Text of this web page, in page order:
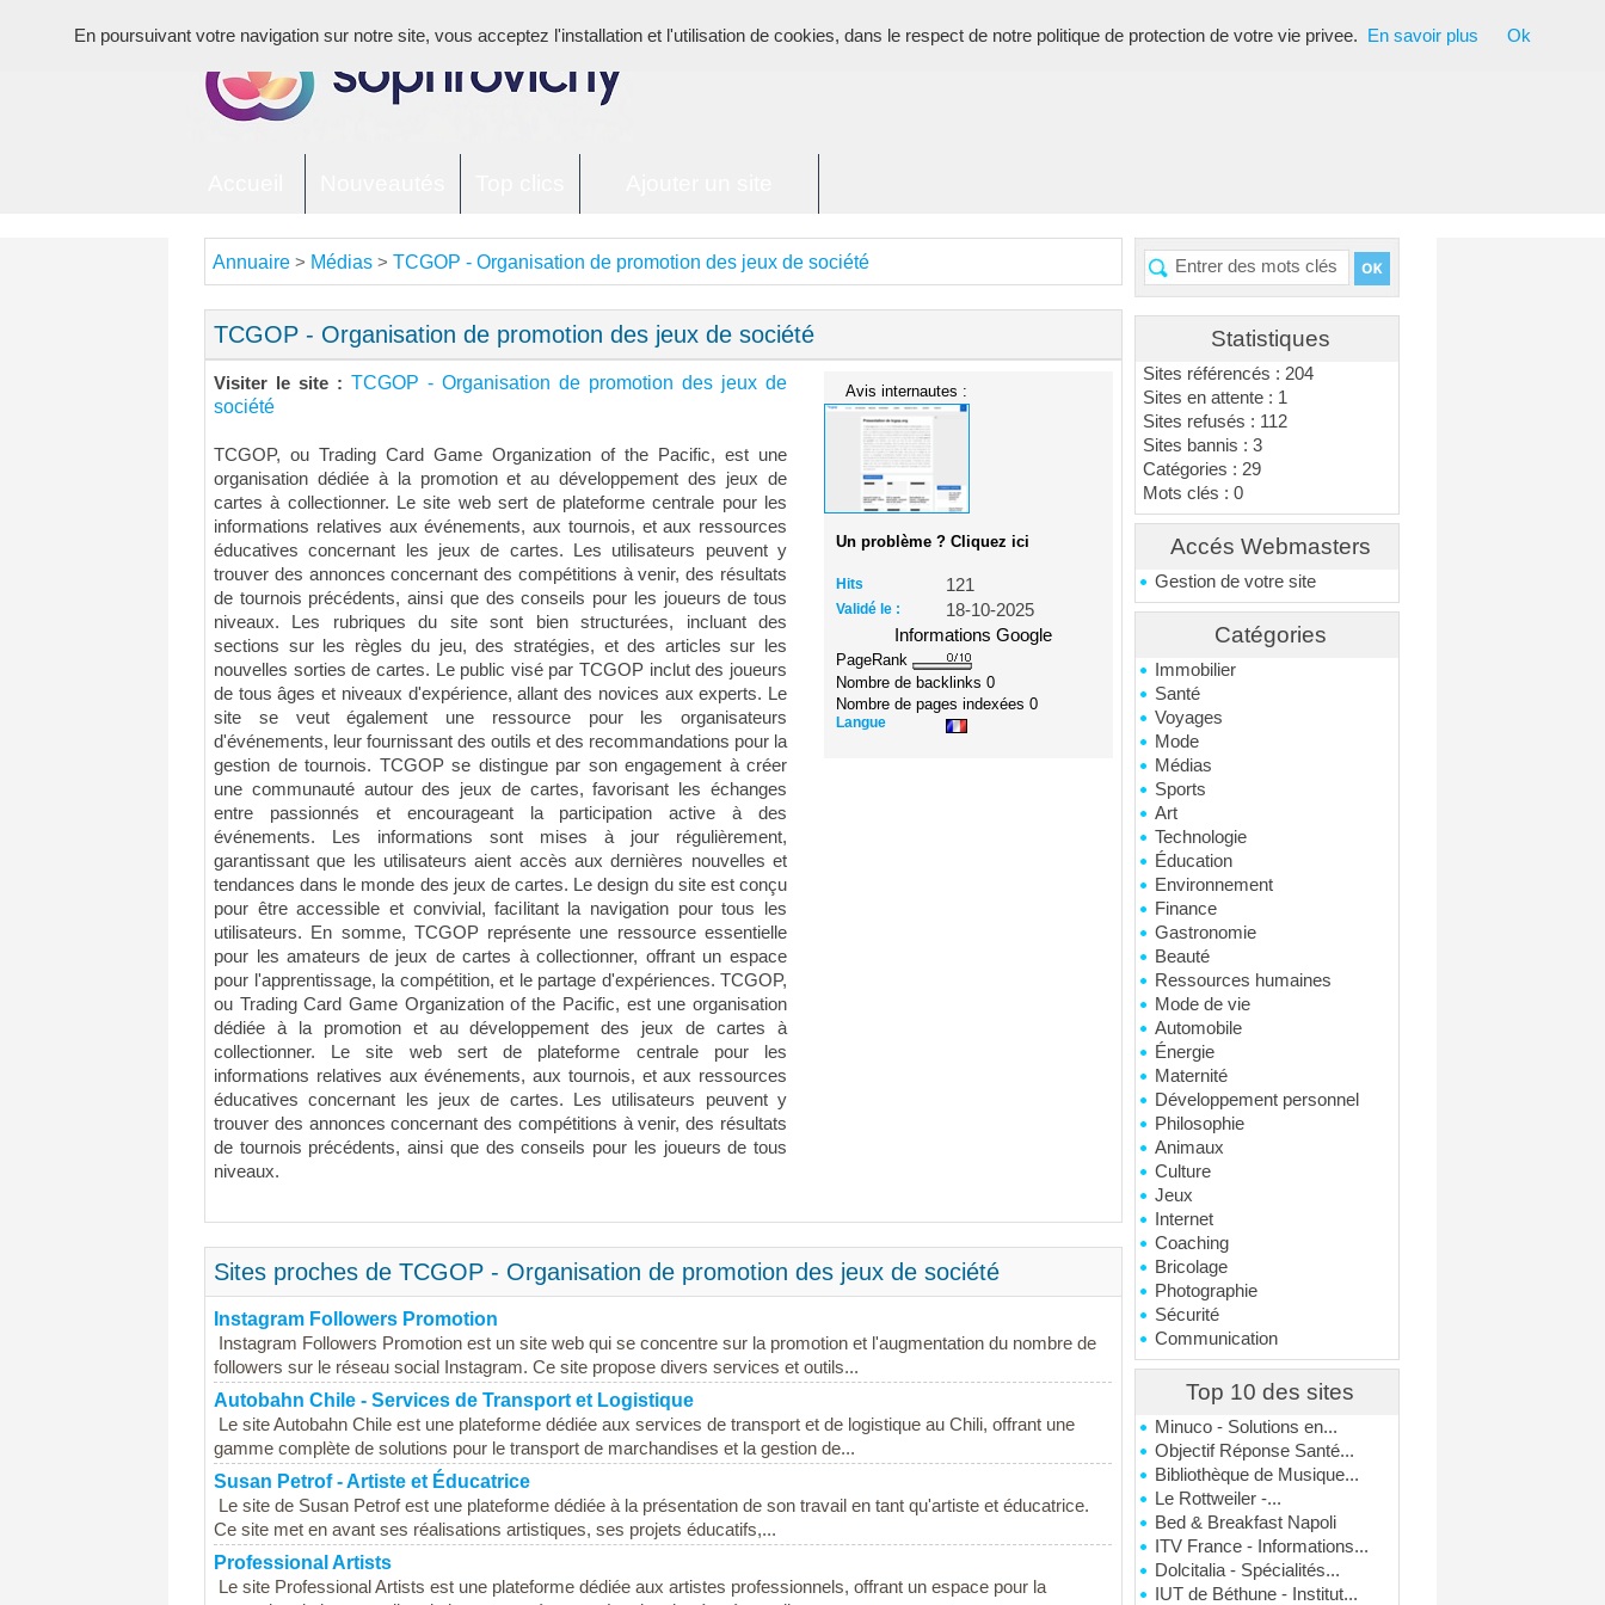
Statistiques
Sites référencés : 204
Sites en attente : 1
Sites refusés : 112
Sites bannis : 3
Catégories : 29
Mots clés : 0
Accés Webmasters
Gestion de votre site
Catégories
Immobilier
Santé
Voyages
Mode
Médias
Sports
Art
Technologie
Éducation
Environnement
Finance
Gastronomie
Beauté
Ressources humaines
Mode de vie
Automobile
Énergie
Maternité
Développement personnel
Philosophie
Animaux
Culture
Jeux
Internet
Coaching
Bricolage
Photographie
Sécurité
Communication
Top 10 des sites
Minuco - Solutions en...
Objectif Réponse Santé...
Bibliothèque de Musique...
Le Rottweiler -...
Bed & Breakfast Napoli
ITV France - Informations...
Dolcitalia - Spécialités...
IUT de Béthune - Institut...
Annuaire > Médias > TCGOP - Organisation de promotion des jeux de société
TCGOP - Organisation de promotion des jeux de société
Visiter le site : TCGOP - Organisation de promotion des jeux de
société
TCGOP, ou Trading Card Game Organization of the Pacific, est une
organisation dédiée à la promotion et au développement des jeux de
cartes à collectionner. Le site web sert de plateforme centrale pour les
informations relatives aux événements, aux tournois, et aux ressources
éducatives concernant les jeux de cartes. Les utilisateurs peuvent y
trouver des annonces concernant des compétitions à venir, des résultats
de tournois précédents, ainsi que des conseils pour les joueurs de tous
niveaux. Les rubriques du site sont bien structurées, incluant des
sections sur les règles du jeu, des stratégies, et des articles sur les
nouvelles sorties de cartes. Le public visé par TCGOP inclut des joueurs
de tous âges et niveaux d'expérience, allant des novices aux experts. Le
site se veut également une ressource pour les organisateurs
d'événements, leur fournissant des outils et des recommandations pour la
gestion de tournois. TCGOP se distingue par son engagement à créer
une communauté autour des jeux de cartes, favorisant les échanges
entre passionnés et encourageant la participation active à des
événements. Les informations sont mises à jour régulièrement,
garantissant que les utilisateurs aient accès aux dernières nouvelles et
tendances dans le monde des jeux de cartes. Le design du site est conçu
pour être accessible et convivial, facilitant la navigation pour tous les
utilisateurs. En somme, TCGOP représente une ressource essentielle
pour les amateurs de jeux de cartes à collectionner, offrant un espace
pour l'apprentissage, la compétition, et le partage d'expériences. TCGOP,
ou Trading Card Game Organization of the Pacific, est une organisation
dédiée à la promotion et au développement des jeux de cartes à
collectionner. Le site web sert de plateforme centrale pour les
informations relatives aux événements, aux tournois, et aux ressources
éducatives concernant les jeux de cartes. Les utilisateurs peuvent y
trouver des annonces concernant des compétitions à venir, des résultats
de tournois précédents, ainsi que des conseils pour les joueurs de tous
niveaux.
Avis internautes :
Un problème ? Cliquez ici
Hits 121
Validé le :
18-10-2025
Informations Google
PageRank
Nombre de backlinks0
Nombre de pages indexées0
Langue
Sites proches de TCGOP - Organisation de promotion des jeux de société
Instagram Followers Promotion
Instagram Followers Promotion est un site web qui se concentre sur la promotion et l'augmentation du nombre de
followers sur le réseau social Instagram. Ce site propose divers services et outils...
Autobahn Chile - Services de Transport et Logistique
Le site Autobahn Chile est une plateforme dédiée aux services de transport et de logistique au Chili, offrant une
gamme complète de solutions pour le transport de marchandises et la gestion de...
Susan Petrof - Artiste et Éducatrice
Le site de Susan Petrof est une plateforme dédiée à la présentation de son travail en tant qu'artiste et éducatrice.
Ce site met en avant ses réalisations artistiques, ses projets éducatifs,...
Professional Artists
Le site Professional Artists est une plateforme dédiée aux artistes professionnels, offrant un espace pour la
En poursuivant votre navigation sur notre site, vous acceptez l'installation et l'utilisation de cookies, dans le respect de notre politique de protection de votre vie privee. En savoir plus Ok